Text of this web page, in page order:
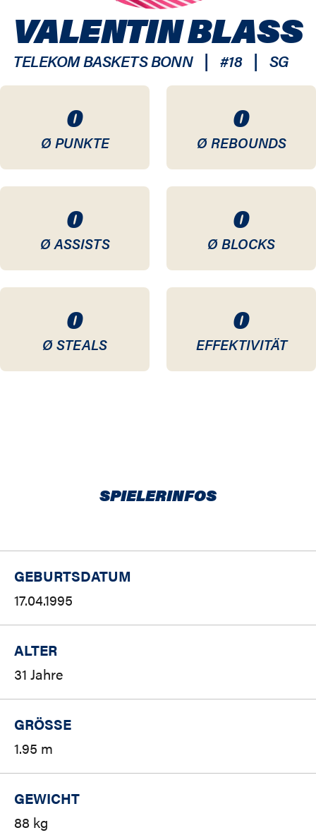
0
Ø PUNKTE
0
Ø REBOUNDS
0
Ø ASSISTS
0
Ø BLOCKS
0
Ø STEALS
0
EFFEKTIVITÄT
VALENTIN BLASS
TELEKOM BASKETS BONN | #18 | SG
SPIELERINFOS
GEBURTSDATUM
17.04.1995
ALTER
31 Jahre
GRÖSSE
1.95 m
GEWICHT
88 kg